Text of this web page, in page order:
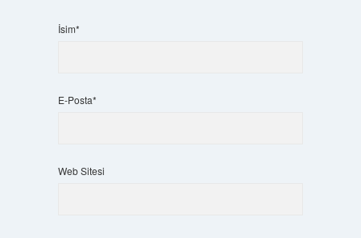
İsim*
E-Posta*
Web Sitesi